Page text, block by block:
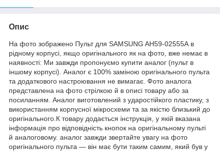
Опис
На фото зображено Пульт для SAMSUNG AH59-02555A в
рідному корпусі, якщо оригінального як на фото, вже немає в
наявності: Ми завжди пропонуємо купити аналог (пульт в
іншому корпусі). Аналог є 100% заміною оригінального пульта
та додаткового настроювання не вимагає. Фото аналога
представлена на фото стрілкою й в описі товару або за
посиланням. Аналог виготовлений з ударостійкого пластику, з
використанням корпусної мікросхеми та за якістю близький до
оригінального.К товару додається інструкція, у якій вказана
інформація про відповідність кнопок на оригінальному пульті
й аналоговому. аналог завжди звертайте увагу на фото
оригінального пульта — він має бути таким самим, який був у